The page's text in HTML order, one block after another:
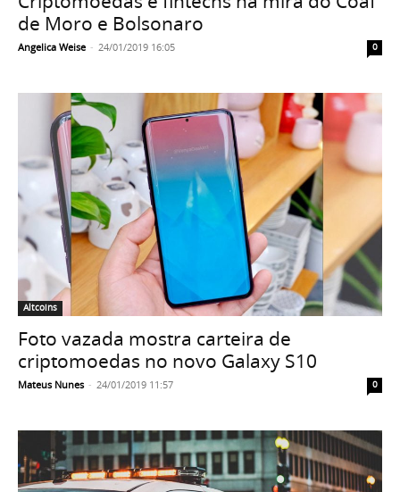
de Moro e Bolsonaro
Angelica Weise - 24/01/2019 16:05 0
Altcoins
Foto vazada mostra carteira de
criptomoedas no novo Galaxy S10
Mateus Nunes - 24/01/2019 11:57 0